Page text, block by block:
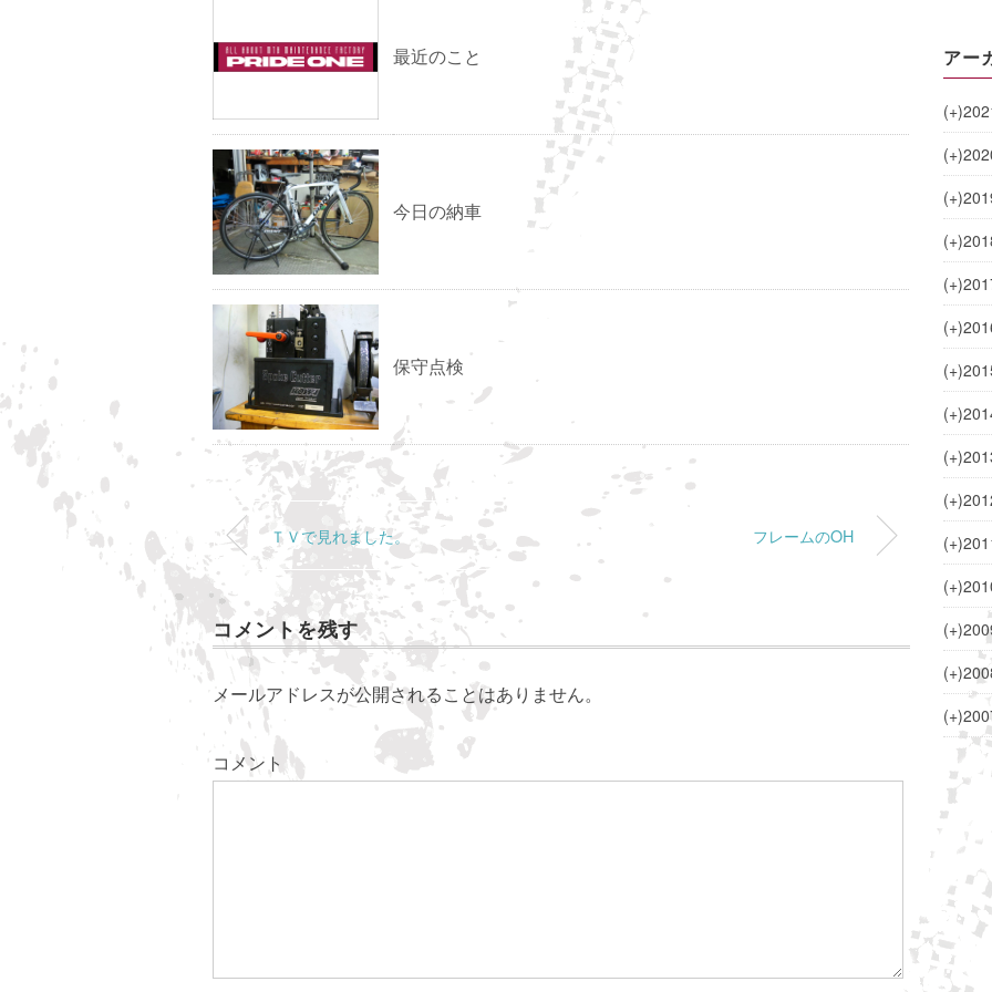
最近のこと
今日の納車
保守点検
ＴＶで見れました。 フレームのOH
コメントを残す
メールアドレスが公開されることはありません。
コメント
アー
(+)
(+)
(+)
(+)
(+)
(+)
(+)
(+)
(+)
(+)
(+)
(+)
(+)
(+)
(+)